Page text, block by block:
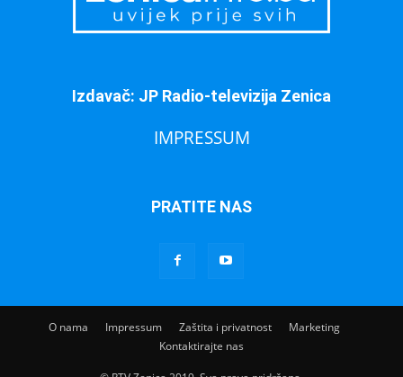
Izdavač: JP Radio-televizija Zenica
IMPRESSUM
PRATITE NAS
O nama Impressum Zaštita i privatnost
Marketing
Kontaktirajte nas